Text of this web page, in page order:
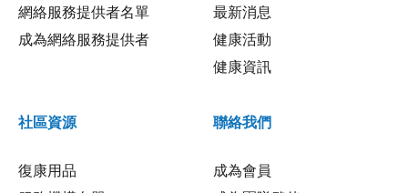
網絡服務提供者名單
成為網絡服務提供者
最新消息
健康活動
健康資訊
社區資源
復康用品
聯絡我們
成為會員